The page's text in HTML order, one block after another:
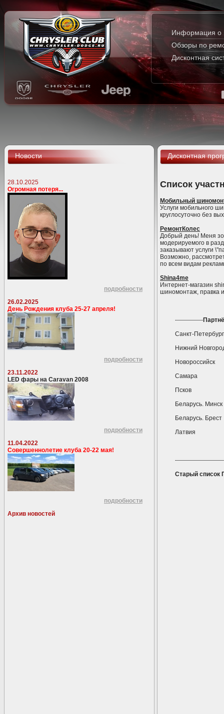
Информация о
Обзоры по
Дисконтная
Новости
28.10.2025
Огромная потеря...
подробности
26.02.2025
День Рождения клуба 25-27 апреля!
подробности
23.11.2022
LED фары на Caravan 2008
подробности
11.04.2022
Совершеннолетие клуба 20-22 мая!
подробности
Архив новостей
Дисконтная
Список
Мобильный
Услуги мобильного
круглосуточно без
РемонтКолес
Добрый день! Меня
модерируемого в
заказывают услуги
Возможно,
по всем видам
Shina4me
Интернет-магазин
шиномонтаж, правка
--------------
Санкт-Петербург
Нижний
Новороссийск
Самара
Псков
Беларусь. Минск
Беларусь. Брест
Латвия
Старый список